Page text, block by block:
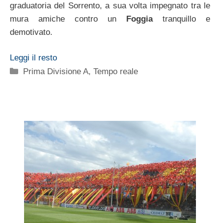
graduatoria del Sorrento, a sua volta impegnato tra le
mura amiche contro un Foggiatranquillo e
demotivato.
Leggi il resto
Categorie
Prima Divisione A,Tempo reale